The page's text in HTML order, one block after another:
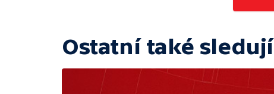
Ostatní také sledují